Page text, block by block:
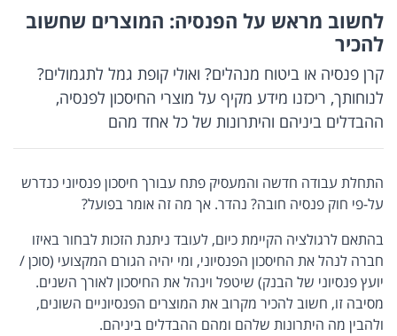
לחשוב מראש על הפנסיה: המוצרים שחשוב
להכיר
קרן פנסיה או ביטוח מנהלים? ואולי קופת גמל לתגמולים?
לנוחותך, ריכזנו מידע מקיף על מוצרי החיסכון לפנסיה,
ההבדלים ביניהם והיתרונות של כל אחד מהם
התחלת עבודה חדשה והמעסיק פתח עבורך חיסכון פנסיוני כנדרש
על-פי חוק פנסיה חובה? נהדר. אך מה זה אומר בפועל?
בהתאם לרגולציה הקיימת כיום, לעובד ניתנת הזכות לבחור באיזו
חברה לנהל את החיסכון הפנסיוני, ומי יהיה הגורם המקצועי (סוכן /
יועץ פנסיוני של הבנק) שיטפל וינהל את החיסכון לאורך השנים.
מסיבה זו, חשוב להכיר מקרוב את המוצרים הפנסיוניים השונים,
ולהבין מה היתרונות שלהם ומהם ההבדלים ביניהם.